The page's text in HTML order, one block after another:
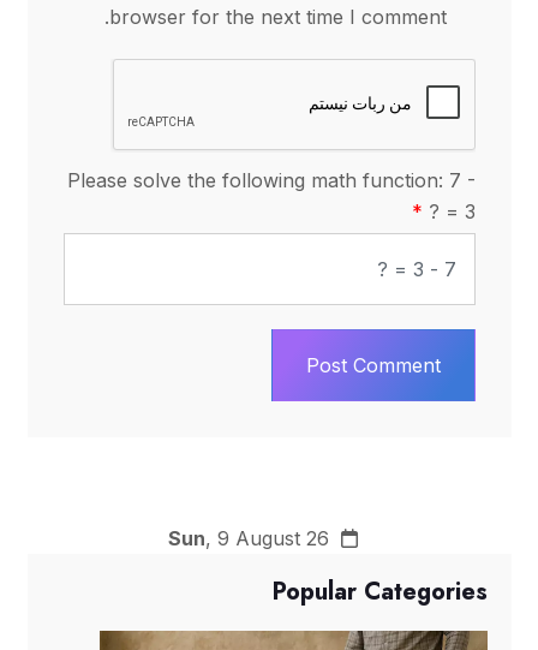
browser for the next time I comment.
Please solve the following math function: 7 -
3 = ?
Post Comment
Sun, 9 August 26
Popular Categories